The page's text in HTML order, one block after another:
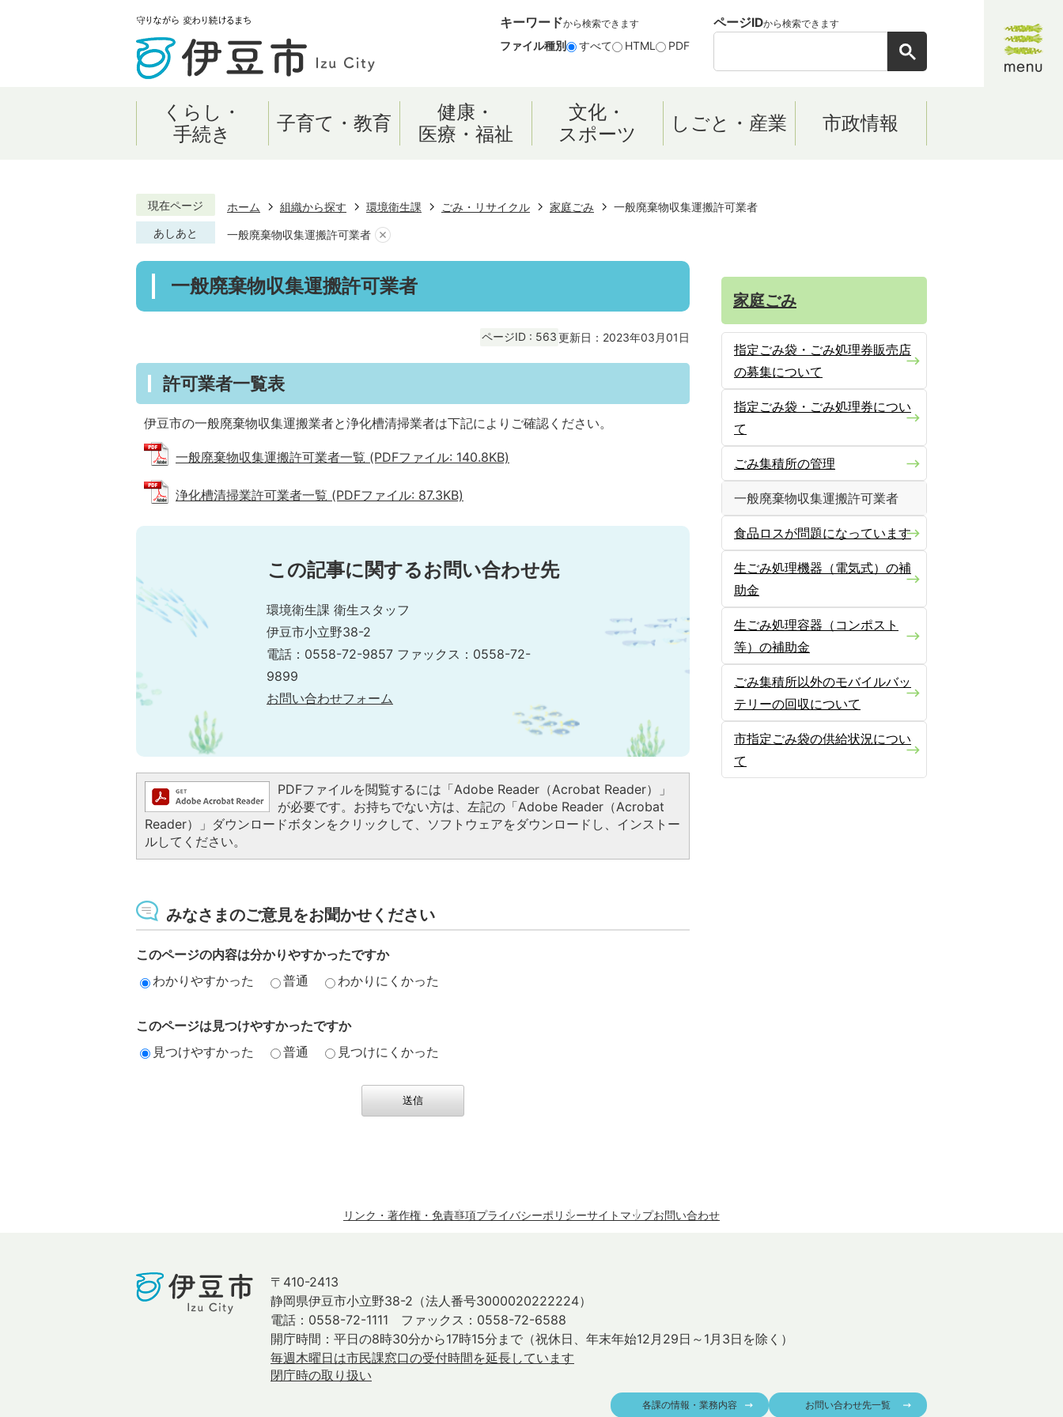
キーワードから検索できます
ファイル種別 すべて HTML PDF
ページIDから検索できます
くらし・
手続き
子育て・教育
健康・
医療・福祉
文化・
スポーツ
しごと・産業 市政情報
現在ページ ホーム 組織から探す 環境衛生課 ごみ・リサイクル 家庭ごみ
一般廃棄物収集運搬許可業者
あしあと
一般廃棄物収集運搬許可業者
一般廃棄物収集運搬許可業者
ページID : 563更新日：2023年03月01日
許可業者一覧表
伊豆市の一般廃棄物収集運搬業者と浄化槽清掃業者は下記によりご確認ください。
一般廃棄物収集運搬許可業者一覧 (PDFファイル: 140.8KB)
浄化槽清掃業許可業者一覧 (PDFファイル: 87.3KB)
この記事に関するお問い合わせ先
環境衛生課 衛生スタッフ
伊豆市小立野38-2
電話：0558-72-9857 ファックス：0558-72-
9899
お問い合わせフォーム
PDFファイルを閲覧するには「Adobe Reader（Acrobat Reader）」
が必要です。お持ちでない方は、左記の「Adobe Reader（Acrobat
Reader）」ダウンロードボタンをクリックして、ソフトウェアをダウンロードし、インストー
ルしてください。
みなさまのご意見をお聞かせください
このページの内容は分かりやすかったですか
わかりやすかった
普通 わかりにくかった
このページは見つけやすかったですか
見つけやすかった
普通 見つけにくかった
家庭ごみ
指定ごみ袋・ごみ処理券販売店
の募集について
指定ごみ袋・ごみ処理券につい
て
ごみ集積所の管理
一般廃棄物収集運搬許可業者
食品ロスが問題になっています
生ごみ処理機器（電気式）の補
助金
生ごみ処理容器（コンポスト
等）の補助金
ごみ集積所以外のモバイルバッ
テリーの回収について
市指定ごみ袋の供給状況につい
て
リンク・著作権・免責事項プライバシーポリシーサイトマップお問い合わせ
〒410-2413
静岡県伊豆市小立野38-2 （法人番号3000020222224）
電話：0558-72-1111 ファックス：0558-72-6588
開庁時間：平日の8時30分から17時15分まで （祝休日、年末年始12月29日～1月3日を除く）
毎週木曜日は市民課窓口の受付時間を延長しています
閉庁時の取り扱い
各課の情報・業務内容 お問い合わせ先一覧